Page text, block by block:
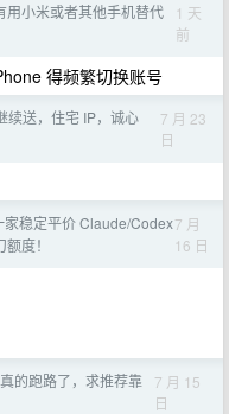
用小米或者其他手机替代
1 天
前
得频繁切换账号
续送，住宅 IP，诚心
7 月 23
日
家稳定平价 Claude/Codex
度！
7 月
16 日
的跑路了，求推荐靠
7 月 15
日